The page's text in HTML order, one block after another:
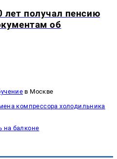
получал пенсию
об
в Москве
компрессора холодильника
на балконе